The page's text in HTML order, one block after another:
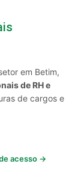
em Betim,
de RH e
de cargos e
acesso →